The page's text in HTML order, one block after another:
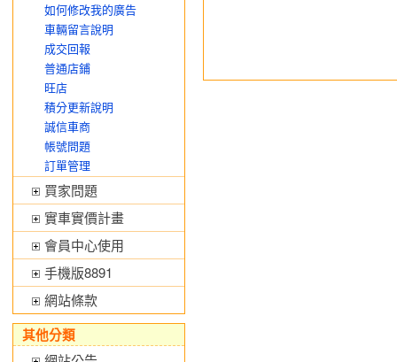
如何修改我的廣告
車輛留言說明
成交回報
普通店鋪
旺店
積分更新說明
誠信車商
帳號問題
訂單管理
買家問題
實車實價計畫
會員中心使用
手機版8891
網站條款
其他分類